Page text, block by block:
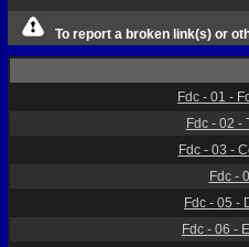
To report a broken link(s) or
Fdc - 01 -
Fdc - 02 -
Fdc - 03 -
Fdc -
Fdc - 05 -
Fdc - 06 -